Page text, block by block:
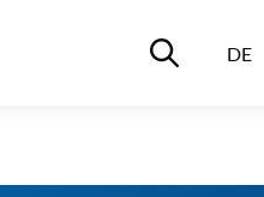
Suche ein-/DE